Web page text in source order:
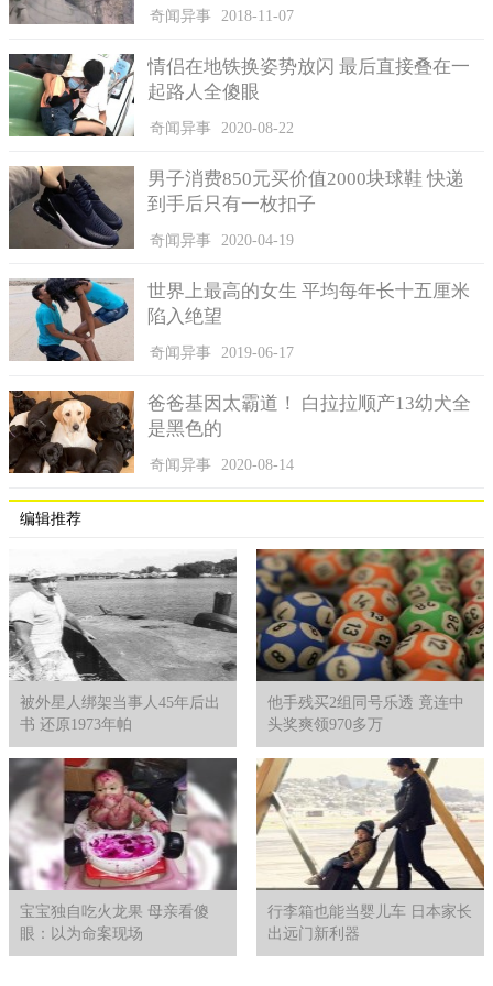
奇闻异事 2018-11-07
情侣在地铁换姿势放闪 最后直接叠在一
起路人全傻眼
奇闻异事 2020-08-22
男子消费850元买价值2000块球鞋 快递
到手后只有一枚扣子
奇闻异事 2020-04-19
世界上最高的女生 平均每年长十五厘米
陷入绝望
奇闻异事 2019-06-17
爸爸基因太霸道！ 白拉拉顺产13幼犬全
是黑色的
奇闻异事 2020-08-14
编辑推荐
被外星人绑架当事人45年后出
书 还原1973年帕
他手残买2组同号乐透 竟连中
头奖爽领970多万
宝宝独自吃火龙果 母亲看傻
眼：以为命案现场
行李箱也能当婴儿车 日本家长
出远门新利器